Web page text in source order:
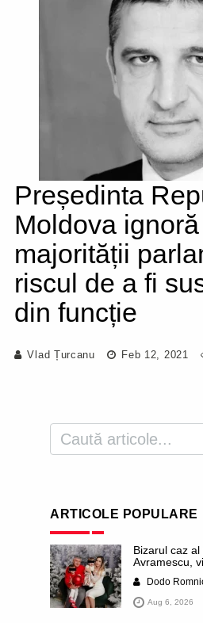
Președinta
Moldova
majorității
riscul de a fi
din funcție
Vlad Țurcanu Feb 12, 2021
ARTICOLE POPULARE
Bizarul caz
Avramescu,
infantilă”.
stalinistă.
presei
Dodo
Aug 6, 2026